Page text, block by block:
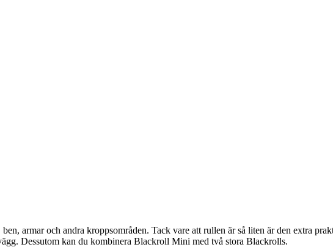
armar och andra kroppsområden. Tack vare att rullen är så liten är den extra
Dessutom kan du kombinera Blackroll Mini med två stora Blackrolls.